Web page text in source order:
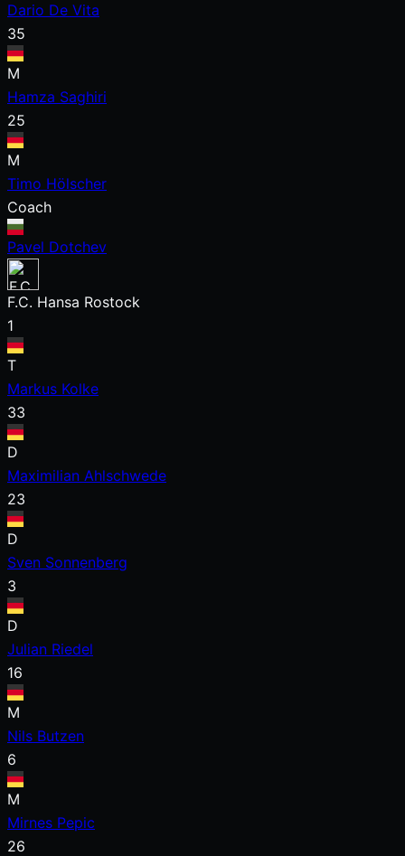
Dario De Vita
35
M
Hamza Saghiri
25
M
Timo Hölscher
Coach
Pavel Dotchev
F.C. Hansa Rostock
1
T
Markus Kolke
33
D
Maximilian Ahlschwede
23
D
Sven Sonnenberg
3
D
Julian Riedel
16
M
Nils Butzen
6
M
Mirnes Pepic
26